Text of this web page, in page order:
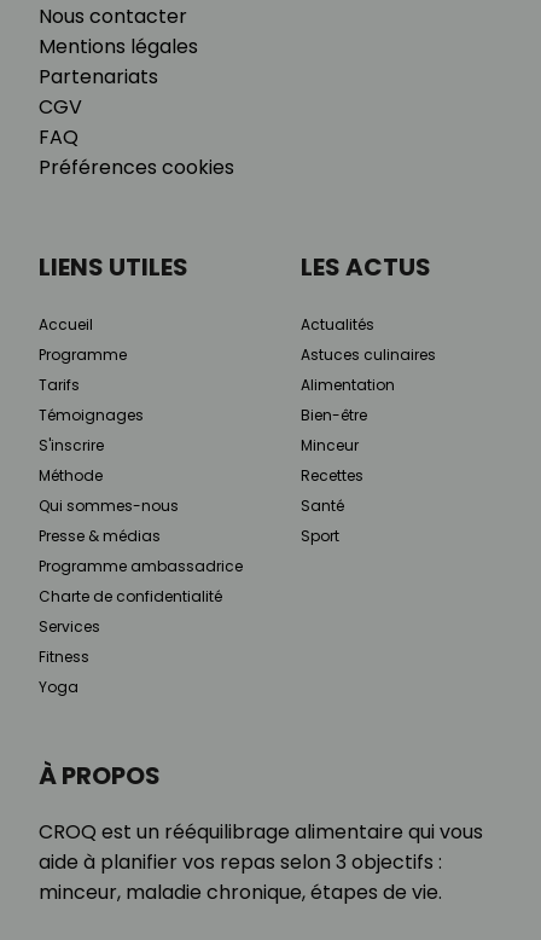
Nous contacter
Mentions légales
Partenariats
CGV
FAQ
Préférences cookies
À PROPOS
CROQ est un rééquilibrage alimentaire qui vous
aide à planifier vos repas selon 3 objectifs :
minceur, maladie chronique, étapes de vie.
LIENS UTILES
Accueil
Programme
Tarifs
Témoignages
S'inscrire
Méthode
Qui sommes-nous
Presse & médias
Programme ambassadrice
Charte de confidentialité
Services
Fitness
Yoga
LES ACTUS
Actualités
Astuces culinaires
Alimentation
Bien-être
Minceur
Recettes
Santé
Sport